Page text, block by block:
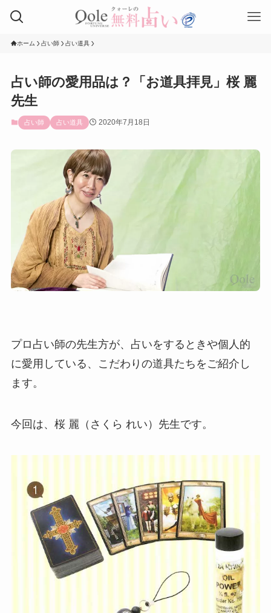
ホーム 占い師 占い道具
占い師の愛用品は？「お道具拝見」桜 麗
先生
占い師 占い道具 2020年7月18日
プロ占い師の先生方が、占いをするときや個人的
に愛用している、こだわりの道具たちをご紹介し
ます。
今回は、桜 麗（さくら れい）先生です。